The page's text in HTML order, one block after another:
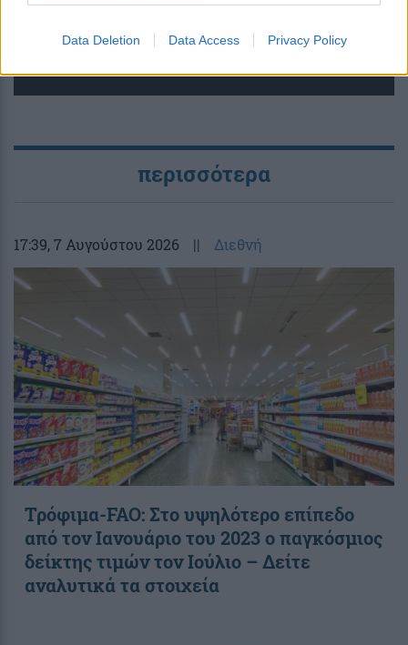
Data Deletion Data Access Privacy Policy
περισσότερα
17:39, 7 Αυγούστου 2026 || Διεθνή
Τρόφιμα-FAO: Στο υψηλότερο επίπεδο
από τον Ιανουάριο του 2023 o παγκόσμιος
δείκτης τιμών τον Ιούλιο – Δείτε
αναλυτικά τα στοιχεία